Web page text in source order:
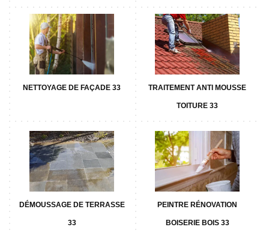
NETTOYAGE DE FAÇADE 33 TRAITEMENT ANTI MOUSSE
TOITURE 33
DÉMOUSSAGE DE TERRASSE
33
PEINTRE RÉNOVATION
BOISERIE BOIS 33